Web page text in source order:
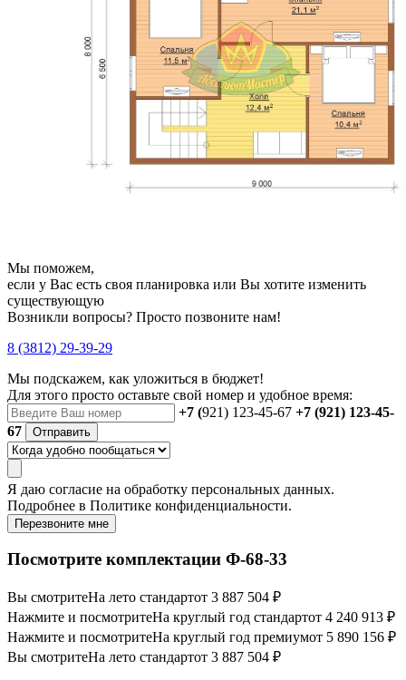
Мы поможем,
если у Вас есть своя планировка или Вы хотите изменить
существующую
Возникли вопросы? Просто позвоните нам!
8 (3812) 29-39-29
Мы подскажем, как уложиться в бюджет!
Для этого просто оставьте свой номер и удобное время:
+7 (921) 123-45-67 +7 (921) 123-45-
67
Отправить
Я даю согласие на обработку персональных данных.
Подробнее в Политике конфиденциальности.
Перезвоните мне
Посмотрите комплектации Ф-68-33
Вы смотритеНа лето стандартот 3 887 504 ₽
Нажмите и посмотритеНа круглый год стандартот 4 240 913 ₽
Нажмите и посмотритеНа круглый год премиумот 5 890 156 ₽
Вы смотритеНа лето стандартот 3 887 504 ₽